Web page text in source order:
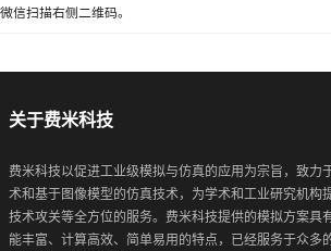
微信扫描右侧二维码。
关于费米科技
费米科技以促进工业级模拟与仿真的应用为宗旨，致力
术和基于图像模型的仿真技术，为学术和工业研究机构
技术攻关等全方位的服务。费米科技提供的模拟方案具
能丰富、计算高效、简单易用的特点，已经服务于众多